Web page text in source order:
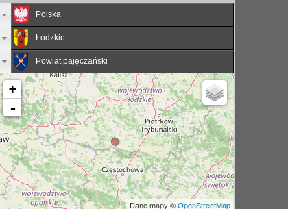
Polska
Łódzkie
Powiat pajęczański
+
-
Dane mapy ©OpenStreetMap